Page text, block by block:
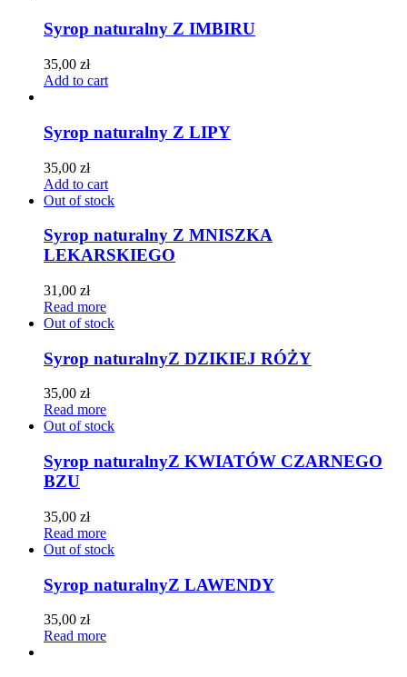
Syrop naturalny Z IMBIRU
35,00 zł
Add to cart
Syrop naturalny Z LIPY
35,00 zł
Add to cart
Out of stock
Syrop naturalny Z MNISZKA
LEKARSKIEGO
31,00 zł
Read more
Out of stock
Syrop naturalnyZ DZIKIEJ RÓŻY
35,00 zł
Read more
Out of stock
Syrop naturalnyZ KWIATÓW CZARNEGO
BZU
35,00 zł
Read more
Out of stock
Syrop naturalnyZ LAWENDY
35,00 zł
Read more